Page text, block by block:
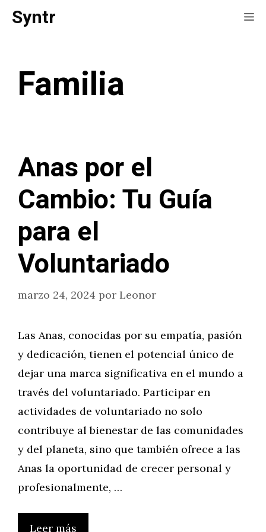
SaltarSyntr
Familia
Anas por el
Cambio: Tu Guía
para el
Voluntariado
marzo 24, 2024 por Leonor
Las Anas, conocidas por su empatía, pasión
y dedicación, tienen el potencial único de
dejar una marca significativa en el mundo a
través del voluntariado. Participar en
actividades de voluntariado no solo
contribuye al bienestar de las comunidades
y del planeta, sino que también ofrece a las
Anas la oportunidad de crecer personal y
profesionalmente, …
Leer más